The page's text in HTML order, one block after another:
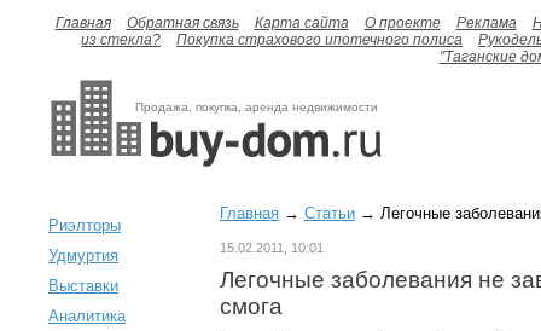
Главная Обратная связь Карта сайта О проекте Реклама
из стекла?
Покупка страхового ипотечного полиса
"Таганские
Продажа, покупка, аренда недвижимости
Риэлторы
Удмуртия
Выставки
Аналитика
Главная → Статьи → Легочные
15.02.2011, 10:01
Легочные заболевания не
смога